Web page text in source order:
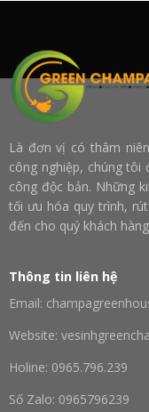
Là đơn vị có thâm
công nghiệp, chúng
công độc bản. Những
tối ưu hóa quy trình,
đến cho quý khách
Thông tin liên hệ
Email:
Website:
Holine: 0965.796.239
Số Zalo: 0965796239